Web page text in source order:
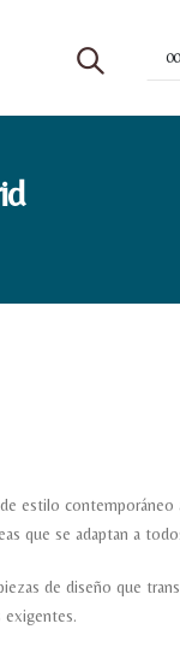
estilo
que se adaptan a
de diseño que
exigentes.